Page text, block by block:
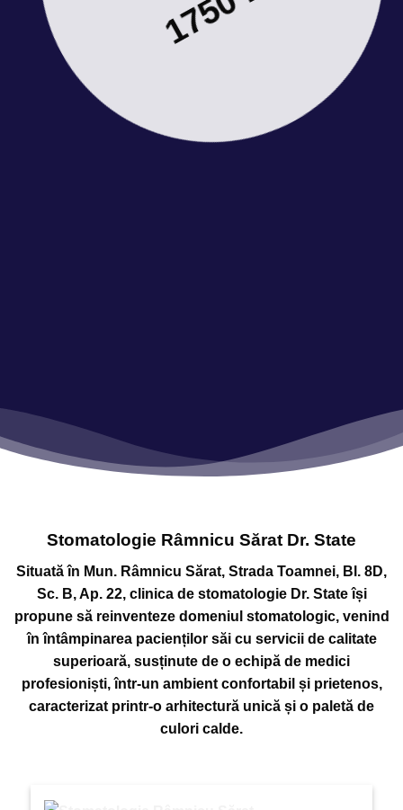
Stomatologie Râmnicu Sărat Dr. State
Situată în Mun. Râmnicu Sărat, Strada Toamnei, Bl. 8D,
Sc. B, Ap. 22, clinica de stomatologie Dr. State își
propune să reinventeze domeniul stomatologic, venind
în întâmpinarea pacienților săi cu servicii de calitate
superioară, susținute de o echipă de medici
profesioniști, într-un ambient confortabil și prietenos,
caracterizat printr-o arhitectură unică și o paletă de
culori calde.